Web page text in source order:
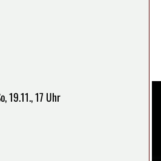
19.11., 17 Uhr